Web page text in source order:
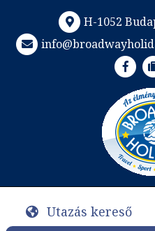
H-1052
Utazás kereső